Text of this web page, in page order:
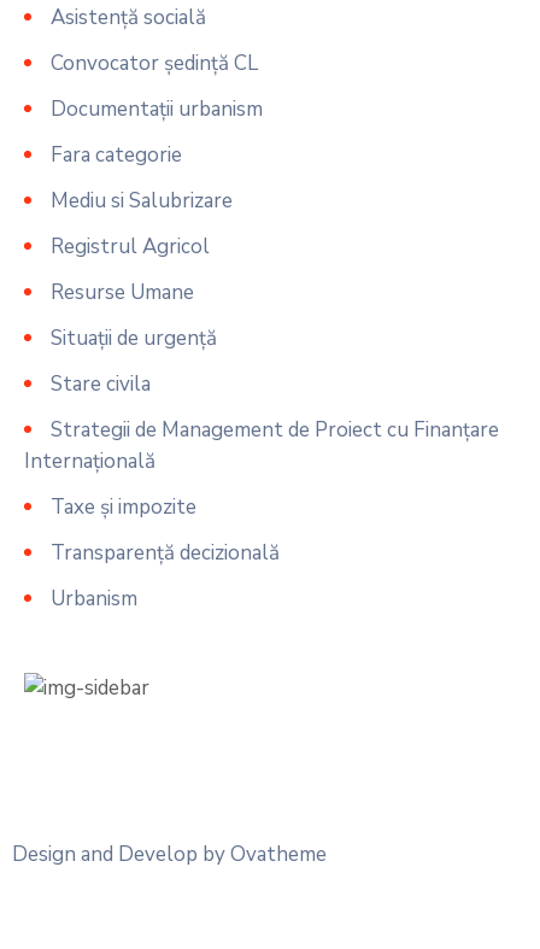
Asistență socială
Convocator ședință CL
Documentații urbanism
Fara categorie
Mediu si Salubrizare
Registrul Agricol
Resurse Umane
Situații de urgență
Stare civila
Strategii de Management de Proiect cu Finanțare
Internațională
Taxe și impozite
Transparență decizională
Urbanism
Design and Develop by Ovatheme